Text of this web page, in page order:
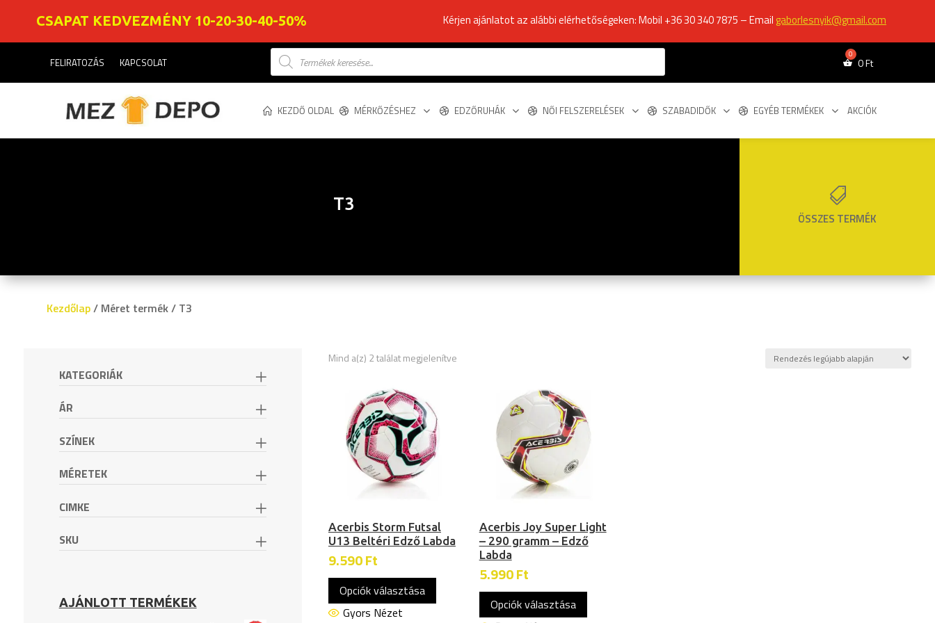
CSAPAT KEDVEZMÉNY 10-20-30-40-50% Kérjen ajánlatot az alábbi elérhetőségeken: Mobil +36 30 340 7875 – Email gaborlesnyik@gmail.com
FELIRATOZÁS KAPCSOLAT
Products
search 0Ft
KEZDŐ OLDAL MÉRKŐZÉSHEZ EDZŐRUHÁK NŐI FELSZERELÉSEK SZABADIDŐK EGYÉB TERMÉKEK AKCIÓK
T3 
ÖSSZES TERMÉK
Kezdőlap/ Méret termék / T3
KATEGORIÁK
ÁR
SZÍNEK
MÉRETEK
CIMKE
SKU
AJÁNLOTT TERMÉKEK
Mind a(z) 2 találat megjelenítveSorted
Acerbis Storm Futsal
U13 Beltéri Edző Labda
9.590Ft
Opciók választása
Ennek
Gyors Nézet
Acerbis Joy Super Light
– 290 gramm – Edző
Labda
5.990Ft
Opciók választása
Ennek